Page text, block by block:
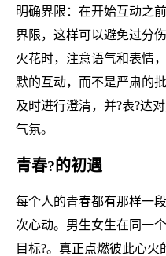
明确界限：在开始互动之
界限，这样可以避免过分
火花时，注意语气和表情
默的互动，而不是严肃的
及时进行澄清，并?表?达
气氛。
青春?的初遇
每个人的青春都有那样一
次心动。男生女生在同一
目标?。真正点燃彼此心